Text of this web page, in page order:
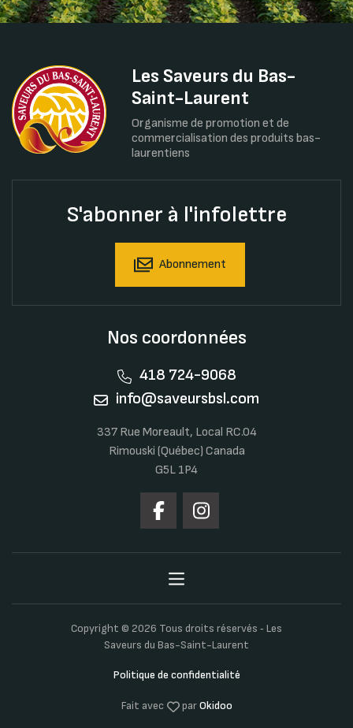
Les Saveurs du Bas-
Saint-Laurent
Organisme de promotion et de
commercialisation des produits bas-
laurentiens
S'abonner à l'infolettre
Abonnement
Nos coordonnées
418 724-9068
info@saveursbsl.com
337 Rue Moreault, Local RC.04
Rimouski (Québec) Canada
G5L 1P4
Copyright © 2026 Tous droits réservés ‐ Les
Saveurs du Bas-Saint-Laurent
Politique de confidentialité
Fait avec parOkidoo